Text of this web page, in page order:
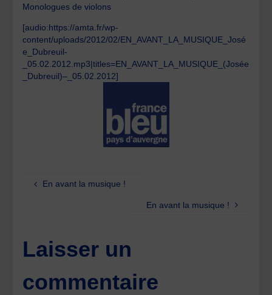
Monologues de violons
[audio:https://amta.fr/wp-
content/uploads/2012/02/EN_AVANT_LA_MUSIQUE_José
e_Dubreuil-
_05.02.2012.mp3|titles=EN_AVANT_LA_MUSIQUE_(Josée
_Dubreuil)–_05.02.2012]
En avant la musique !
En avant la musique !
Laisser un
commentaire